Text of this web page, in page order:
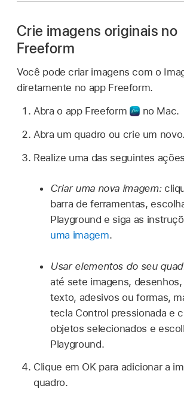
Crie imagens originais no
Freeform
Você pode criar imagens com o
diretamente no app Freeform.
Abra o app Freeform
no Mac.
Abra um quadro ou crie um novo.
Realize uma das seguintes
Criar uma nova imagem:
barra de ferramentas,
Playground e siga as
uma imagem.
Usar elementos do seu
até sete imagens, desenhos,
texto, adesivos ou formas,
tecla Control pressionada e
objetos selecionados e
Playground.
Clique em OK para adicionar a
quadro.